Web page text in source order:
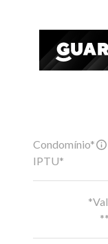
Condomínio*
IPTU*